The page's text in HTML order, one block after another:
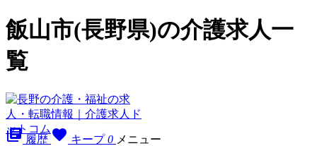
飯山市(長野県)の介護求人一
覧
library_books 履歴 favorite キープ 0 メニュー